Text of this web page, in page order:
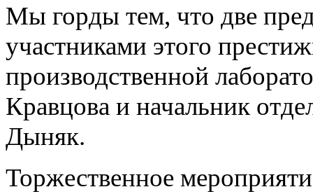
Мы горды тем, что две
участниками этого
производственной
Кравцова и начальник
Дыняк.
Торжественное